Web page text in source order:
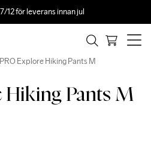
12 för leverans innan jul
Hiking Pants M
PRO Explore Hiking Pants M